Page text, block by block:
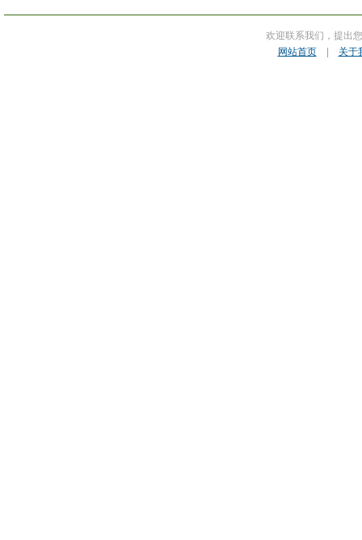
欢迎联系我们，提出
网站首页| 关于